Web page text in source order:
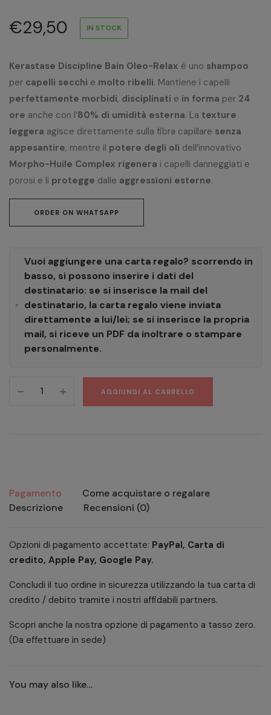
€29,50 IN STOCK
Kerastase Discipline Bain Oleo-Relax è uno shampoo
per capelli secchi e molto ribelli. Mantiene i capelli
perfettamente morbidi, disciplinati e in forma per 24
ore anche con l’80% di umidità esterna. La texture
leggera agisce direttamente sulla fibra capillare senza
appesantire, mentre il potere degli oli dell’innovativo
Morpho-Huile Complex rigenera i capelli danneggiati e
porosi e li protegge dalle aggressioni esterne.
ORDER ON WHATSAPP
Vuoi aggiungere una carta regalo? scorrendo in
basso, si possono inserire i dati del
destinatario: se si inserisce la mail del
destinatario, la carta regalo viene inviata
direttamente a lui/lei; se si inserisce la propria
mail, si riceve un PDF da inoltrare o stampare
personalmente.
Oleo
AGGIUNGI AL CARRELLO
Pagamento
Come acquistare o regalare
Descrizione
Recensioni (0)
Opzioni di pagamento accettate: PayPal, Carta di
credito, Apple Pay, Google Pay.
Concludi il tuo ordine in sicurezza utilizzando la tua carta di
credito / debito tramite i nostri affidabili partners.
Scopri anche la nostra opzione di pagamento a tasso zero.
(Da effettuare in sede)
You may also like…